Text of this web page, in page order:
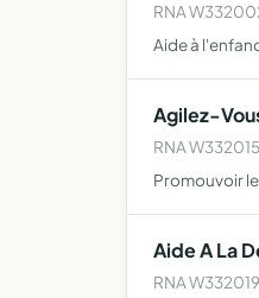
RNA
Aide à
Agilez-
RNA
Promouvoir
Aide A La
RNA